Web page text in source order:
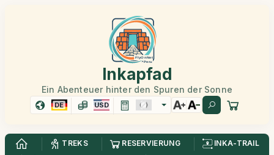
Inkapfad
Ein Abenteuer hinter den Spuren der Sonne
DE USD
TREKS RESERVIERUNG
INKA-TRAIL